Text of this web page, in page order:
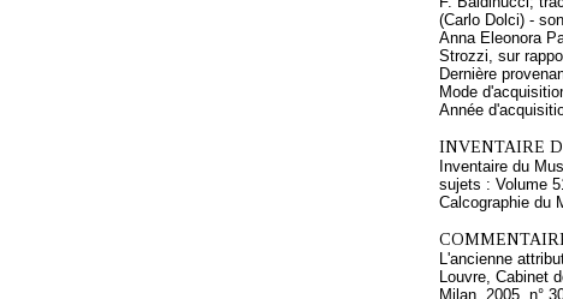
(Carlo Dolci) -
Anna Eleonora
Strozzi, sur
Dernière
Mode
Année
INVENTAIRE
Inventaire du
sujets : Volume
Calcographie du
L'ancienne
Louvre, Cabinet
Milan, 2005, n°